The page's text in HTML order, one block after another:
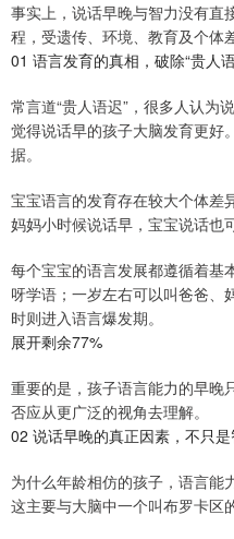
事实上，说话早晚与智力没有直
程，受遗传、环境、教育及个体
01 语言发育的真相，破除“贵人
常言道“贵人语迟”，很多人认为
觉得说话早的孩子大脑发育更好
据。
宝宝语言的发育存在较大个体差
妈妈小时候说话早，宝宝说话也
每个宝宝的语言发展都遵循着基
呀学语；一岁左右可以叫爸爸、
时则进入语言爆发期。
展开剩余77%
重要的是，孩子语言能力的早晚
否应从更广泛的视角去理解。
02 说话早晚的真正因素，不只
为什么年龄相仿的孩子，语言能
这主要与大脑中一个叫布罗卡区